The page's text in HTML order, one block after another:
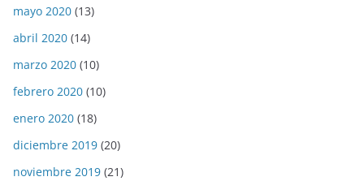
mayo 2020 (13)
abril 2020 (14)
marzo 2020 (10)
febrero 2020 (10)
enero 2020 (18)
diciembre 2019 (20)
noviembre 2019 (21)